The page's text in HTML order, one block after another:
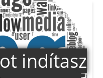
indítasz